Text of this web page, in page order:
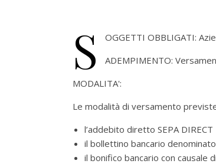
S
OGGETTI OBBLIGATI:
ADEMPIMENTO:
MODALITA':
Le modalità di versamento
l’addebito diretto SEPA DIRECT
il bollettino bancario
il bonifico bancario con causale